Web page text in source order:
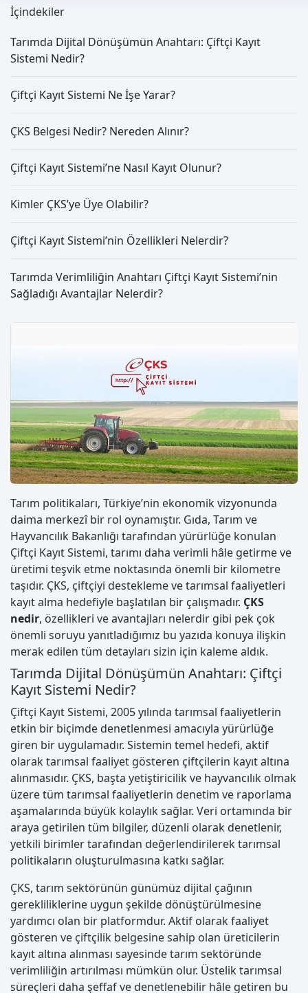
Tarım politikaları, Türkiye’nin ekonomik vizyonunda
daima merkezî bir rol oynamıştır. Gıda, Tarım ve
Hayvancılık Bakanlığı tarafından yürürlüğe konulan
Çiftçi Kayıt Sistemi, tarımı daha verimli hâle getirme ve
üretimi teşvik etme noktasında önemli bir kilometre
taşıdır. ÇKS, çiftçiyi destekleme ve tarımsal faaliyetleri
kayıt alma hedefiyle başlatılan bir çalışmadır. ÇKS
nedir, özellikleri ve avantajları nelerdir gibi pek çok
önemli soruyu yanıtladığımız bu yazıda konuya ilişkin
merak edilen tüm detayları sizin için kaleme aldık.
Tarımda Dijital Dönüşümün Anahtarı: Çiftçi
Kayıt Sistemi Nedir?
Çiftçi Kayıt Sistemi, 2005 yılında tarımsal faaliyetlerin
etkin bir biçimde denetlenmesi amacıyla yürürlüğe
giren bir uygulamadır. Sistemin temel hedefi, aktif
olarak tarımsal faaliyet gösteren çiftçilerin kayıt altına
alınmasıdır. ÇKS, başta yetiştiricilik ve hayvancılık olmak
üzere tüm tarımsal faaliyetlerin denetim ve raporlama
aşamalarında büyük kolaylık sağlar. Veri ortamında bir
araya getirilen tüm bilgiler, düzenli olarak denetlenir,
yetkili birimler tarafından değerlendirilerek tarımsal
politikaların oluşturulmasına katkı sağlar.
ÇKS, tarım sektörünün günümüz dijital çağının
gerekliliklerine uygun şekilde dönüştürülmesine
yardımcı olan bir platformdur. Aktif olarak faaliyet
gösteren ve çiftçilik belgesine sahip olan üreticilerin
kayıt altına alınması sayesinde tarım sektöründe
verimliliğin artırılması mümkün olur. Üstelik tarımsal
süreçleri daha şeffaf ve denetlenebilir hâle getiren bu
İçindekiler
Tarımda Dijital Dönüşümün Anahtarı: Çiftçi Kayıt
Sistemi Nedir?
Çiftçi Kayıt Sistemi Ne İşe Yarar?
ÇKS Belgesi Nedir? Nereden Alınır?
Çiftçi Kayıt Sistemi’ne Nasıl Kayıt Olunur?
Kimler ÇKS’ye Üye Olabilir?
Çiftçi Kayıt Sistemi’nin Özellikleri Nelerdir?
Tarımda Verimliliğin Anahtarı Çiftçi Kayıt Sistemi’nin
Sağladığı Avantajlar Nelerdir?